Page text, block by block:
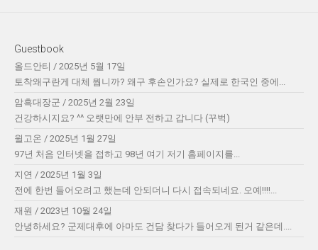
Guestbook
올드안티 / 2025년 5월 17일
토착왜구란게 대체 뭡니까? 왜구 후손인가요? 실제로 한국인 중에...
암흑대장군 / 2025년 2월 23일
건강하시지요? ^^ 오랫만에 안부 전하고 갑니다 (꾸벅)
윌고온 / 2025년 1월 27일
97년 처음 인터넷을 접하고 98년 여기 저기 홈페이지를...
지연 / 2025년 1월 3일
전에 한번 들어오려고 했는데 안되더니 다시 접속되네요. 오예!!!!...
재원 / 2023년 10월 24일
안녕하세요? 군제대후에 아마도 건담 찾다가 들어오게 된거 같은데....